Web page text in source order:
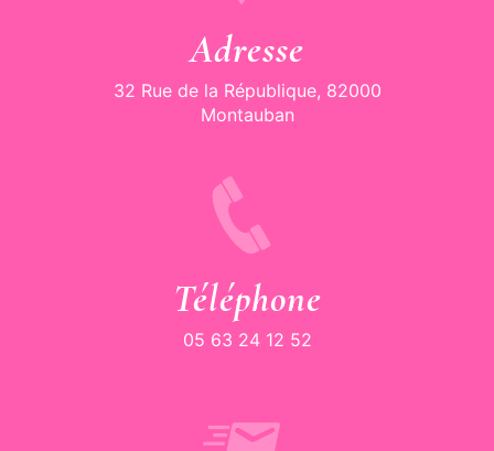
Adresse
32 Rue de la République, 82000
Montauban
Téléphone
05 63 24 12 52